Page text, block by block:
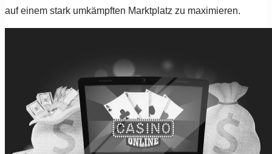
auf einem stark umkämpften Marktplatz zu maximieren.